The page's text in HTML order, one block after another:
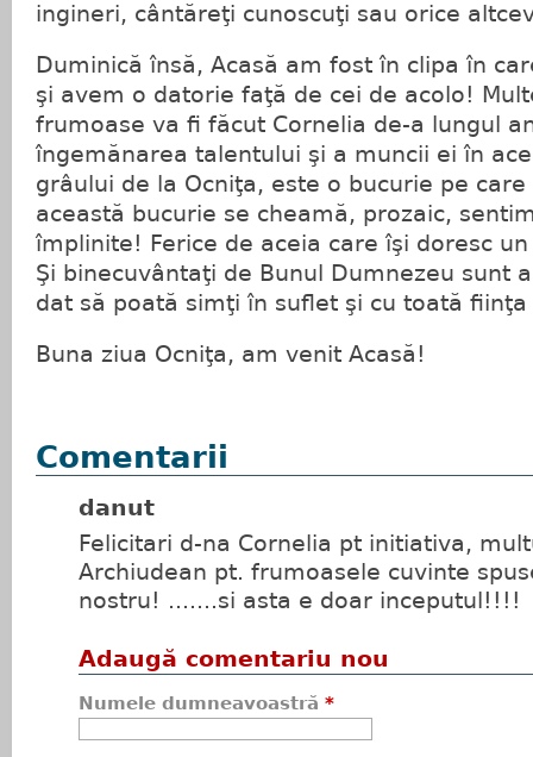
ingineri, cântăreţi cunoscuţi sau orice
Duminică însă, Acasă am fost în clipa în
şi avem o datorie faţă de cei de acolo!
frumoase va fi făcut Cornelia de-a lungul
îngemănarea talentului şi a muncii ei în
grâului de la Ocniţa, este o bucurie pe
această bucurie se cheamă, prozaic,
împlinite! Ferice de aceia care îşi doresc
Şi binecuvântaţi de Bunul Dumnezeu sunt
dat să poată simţi în suflet şi cu toată
Buna ziua Ocniţa, am venit Acasă!
Comentarii
danut
Felicitari d-na Cornelia pt initiativa,
Archiudean pt. frumoasele cuvinte
nostru! .......si asta e doar inceputul!!!!
Adaugă comentariu nou
Numele dumneavoastră *